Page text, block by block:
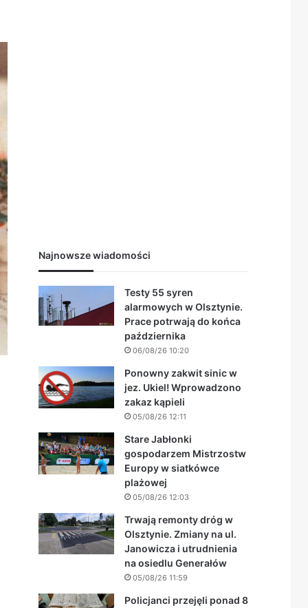
Najnowsze wiadomości
Testy 55 syren
alarmowych w Olsztynie.
Prace potrwają do końca
października
06/08/26 10:20
Ponowny zakwit sinic w
jez. Ukiel! Wprowadzono
zakaz kąpieli
05/08/26 12:11
Stare Jabłonki
gospodarzem Mistrzostw
Europy w siatkówce
plażowej
05/08/26 12:03
Trwają remonty dróg w
Olsztynie. Zmiany na ul.
Janowicza i utrudnienia
na osiedlu Generałów
05/08/26 11:59
Policjanci przejęli ponad 8